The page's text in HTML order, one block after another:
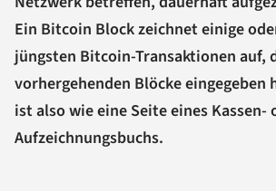
Ein Bitcoin Block zeichnet einige
jüngsten Bitcoin-Transaktionen auf,
vorhergehenden Blöcke eingegeben
ist also wie eine Seite eines Kassen-
Aufzeichnungsbuchs.